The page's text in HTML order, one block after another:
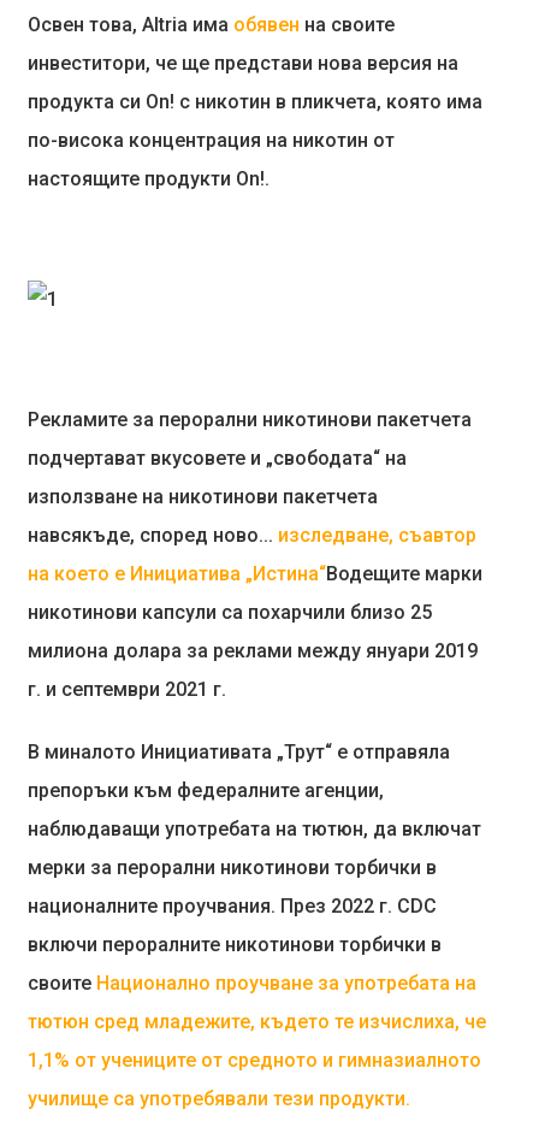
Освен това, Altria има обявен на своите
инвеститори, че ще представи нова версия на
продукта си On! с никотин в пликчета, която има
по-висока концентрация на никотин от
настоящите продукти On!.
Рекламите за перорални никотинови пакетчета
подчертават вкусовете и „свободата“ на
използване на никотинови пакетчета
навсякъде, според ново... изследване, съавтор
на което е Инициатива „Истина“Водещите марки
никотинови капсули са похарчили близо 25
милиона долара за реклами между януари 2019
г. и септември 2021 г.
В миналото Инициативата „Трут“ е отправяла
препоръки към федералните агенции,
наблюдаващи употребата на тютюн, да включат
мерки за перорални никотинови торбички в
националните проучвания. През 2022 г. CDC
включи пероралните никотинови торбички в
своите Национално проучване за употребата на
тютюн сред младежите, където те изчислиха, че
1,1% от учениците от средното и гимназиалното
училище са употребявали тези продукти.